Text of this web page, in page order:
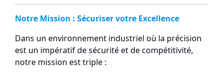
Notre Mission : Sécuriser votre Excellence
Dans un environnement industriel où la précision
est un impératif de sécurité et de compétitivité,
notre mission est triple :